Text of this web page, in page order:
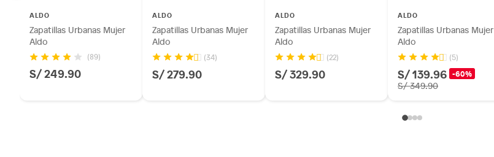
ALDO
Zapatillas Urbanas Mujer
Aldo
(89)
S/ 249.90
ALDO
Zapatillas Urbanas Mujer
Aldo
(34)
S/ 279.90
ALDO
Zapatillas Urbanas Mujer
Aldo
(22)
S/ 329.90
ALDO
Zapatillas Urbanas Mujer
Aldo
(5)
S/ 139.96 -60%
S/ 349.90